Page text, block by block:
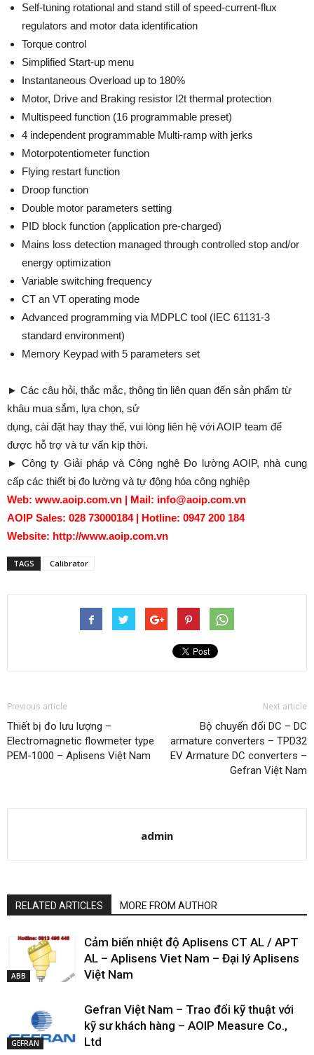
Self-tuning rotational and stand still of speed-current-flux
regulators and motor data identification
Torque control
Simplified Start-up menu
Instantaneous Overload up to 180%
Motor, Drive and Braking resistor I2t thermal protection
Multispeed function (16 programmable preset)
4 independent programmable Multi-ramp with jerks
Motorpotentiometer function
Flying restart function
Droop function
Double motor parameters setting
PID block function (application pre-charged)
Mains loss detection managed through controlled stop and/or
energy optimization
Variable switching frequency
CT an VT operating mode
Advanced programming via MDPLC tool (IEC 61131-3
standard environment)
Memory Keypad with 5 parameters set
► Các câu hỏi, thắc mắc, thông tin liên quan đến sản phẩm từ
khâu mua sắm, lựa chọn, sử
dụng, cài đặt hay thay thế, vui lòng liên hệ với AOIP team để
được hỗ trợ và tư vấn kịp thời.
► Công ty Giải pháp và Công nghệ Đo lường AOIP, nhà cung
cấp các thiết bị đo lường và tự động hóa công nghiệp
Web: www.aoip.com.vn | Mail: info@aoip.com.vn
AOIP Sales: 028 73000184 | Hotline: 0947 200 184
Website: http://www.aoip.com.vn
TAGS Calibrator
Previous article
Thiết bị đo lưu lượng –
Electromagnetic flowmeter type
PEM-1000 – Aplisens Việt Nam
Next article
Bộ chuyển đổi DC – DC
armature converters – TPD32
EV Armature DC converters –
Gefran Việt Nam
admin
RELATED ARTICLES MORE FROM AUTHOR
ABB
Cảm biến nhiệt độ Aplisens CT AL / APT
AL – Aplisens Viet Nam – Đại lý Aplisens
Việt Nam
GEFRAN
Gefran Việt Nam – Trao đổi kỹ thuật với
kỹ sư khách hàng – AOIP Measure Co.,
Ltd